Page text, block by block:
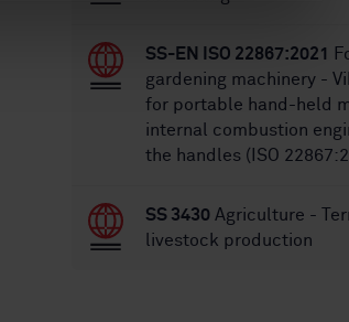
SS-EN ISO 22867:2021
gardening machinery -
for portable hand-held
internal combustion
the handles (ISO
SS 3430 Agriculture -
livestock production